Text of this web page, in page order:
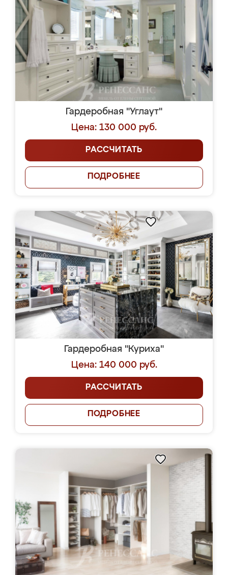
Гардеробная "Углаут"
Цена: 130 000 руб.
РАССЧИТАТЬ
ПОДРОБНЕЕ
Гардеробная "Куриха"
Цена: 140 000 руб.
РАССЧИТАТЬ
ПОДРОБНЕЕ